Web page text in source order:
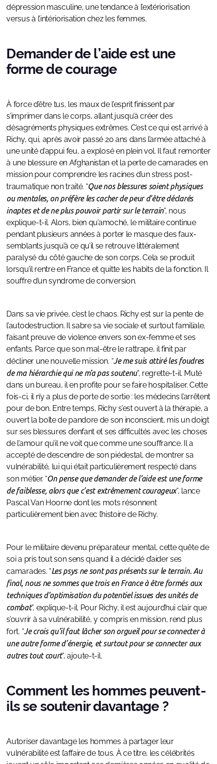
dépression masculine, une tendance à l’extériorisation
versus à l’intériorisation chez les femmes.
Demander de l’aide est une
forme de courage
À force d’être tus, les maux de l’esprit finissent par
s’imprimer dans le corps, allant jusqu’à créer des
désagréments physiques extrêmes. C’est ce qui est arrivé à
Richy, qui, après avoir passé 20 ans dans l’armée attaché à
une unité d’appui feu, a explosé en plein vol. Il faut remonter
à une blessure en Afghanistan et la perte de camarades en
mission pour comprendre les racines d’un stress post-
traumatique non traité. “Que nos blessures soient physiques
ou mentales, on préfère les cacher de peur d’être déclarés
inaptes et de ne plus pouvoir partir sur le terrain”, nous
explique-t-il. Alors, bien qu’amoché, le militaire continue
pendant plusieurs années à porter le masque des faux-
semblants jusqu’à ce qu’il se retrouve littéralement
paralysé du côté gauche de son corps. Cela se produit
lorsqu’il rentre en France et quitte les habits de la fonction. Il
souffre d’un syndrome de conversion.
Dans sa vie privée, c’est le chaos. Richy est sur la pente de
l’autodestruction. Il sabre sa vie sociale et surtout familiale,
faisant preuve de violence envers son ex-femme et ses
enfants. Parce que son mal-être le rattrape, il finit par
décliner une nouvelle mission. “Je me suis attiré les foudres
de ma hiérarchie qui ne m’a pas soutenu”, regrette-t-il. Muté
dans un bureau, il en profite pour se faire hospitaliser. Cette
fois-ci, il n’y a plus de porte de sortie : les médecins l’arrêtent
pour de bon. Entre temps, Richy s’est ouvert à la thérapie, a
ouvert la boîte de pandore de son inconscient, mis un doigt
sur ses blessures d’enfant et ses difficultés avec les choses
de l’amour qu’il ne voit que comme une souffrance. Il a
accepté de descendre de son piédestal, de montrer sa
vulnérabilité, lui qui était particulièrement respecté dans
son métier. “On pense que demander de l’aide est une forme
de faiblesse, alors que c’est extrêmement courageux”, lance
Pascal Van Hoorne dont les mots résonnent
particulièrement bien avec l’histoire de Richy.
Pour le militaire devenu préparateur mental, cette quête de
soi a pris tout son sens quand il a décidé d’aider ses
camarades. “Les psys ne sont pas présents sur le terrain. Au
final, nous ne sommes que trois en France à être formés aux
techniques d’optimisation du potentiel issues des unités de
combat”, explique-t-il. Pour Richy, il est aujourd’hui clair que
s’ouvrir à sa vulnérabilité, y compris en mission, rend plus
fort. “Je crois qu’il faut lâcher son orgueil pour se connecter à
une autre forme d’énergie, et surtout pour se connecter aux
autres tout court”, ajoute-t-il.
Comment les hommes peuvent-
ils se soutenir davantage ?
Autoriser davantage les hommes à partager leur
vulnérabilité est l’affaire de tous. À ce titre, les célébrités